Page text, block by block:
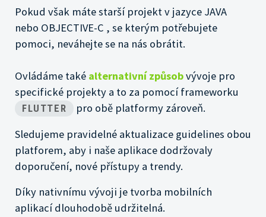
Pokud však máte starší projekt v jazyce JAVA
nebo OBJECTIVE-C , se kterým potřebujete
pomoci, neváhejte se na nás obrátit.
Ovládáme také alternativní způsobvývoje pro
specifické projekty a to za pomocí frameworku
FLUTTER
pro obě platformy zároveň.
Sledujeme pravidelné aktualizace guidelines obou
platforem, aby i naše aplikace dodržovaly
doporučení, nové přístupy a trendy.
Díky nativnímu vývoji je tvorba mobilních
aplikací dlouhodobě udržitelná.